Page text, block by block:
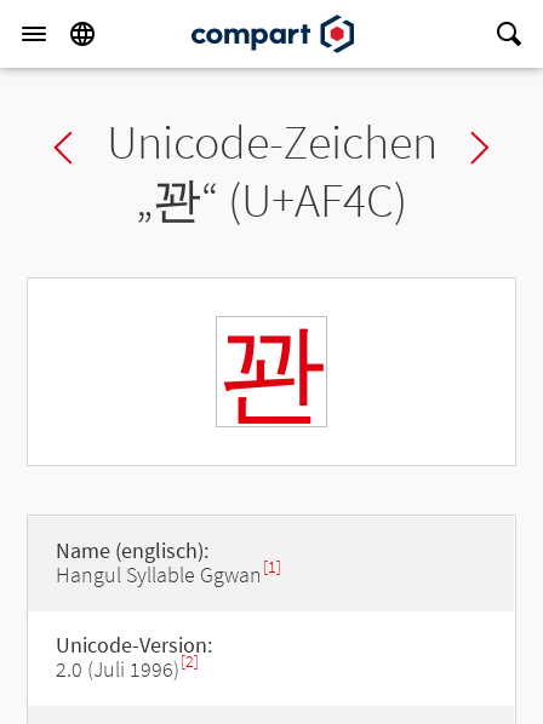
Previous char
Unicode-Zeichen
„꽌“ (U+AF4C)
꽌
Name (englisch):
Hangul Syllable Ggwan [1]
Unicode-Version:
2.0 (Juli 1996)[2]